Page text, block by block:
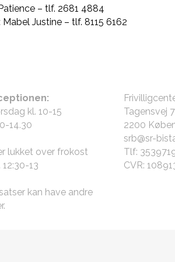
– tlf. 2681 4884
Justine – tlf. 8115 6162
kl. 10-15
14.30
lukket over frokost
13
kan have andre
.
Tagensvej
2200
srb@sr-
Tlf:
CVR: